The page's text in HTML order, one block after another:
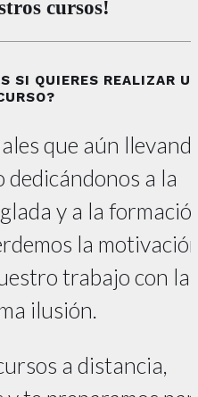
cursos!
SI QUIERES REALIZAR
que aún
dedicándonos a la
y a la
la
trabajo con la
ilusión.
a distancia,